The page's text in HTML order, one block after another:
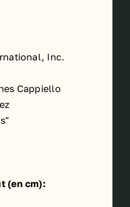
Inc.
Cappiello
(en cm):